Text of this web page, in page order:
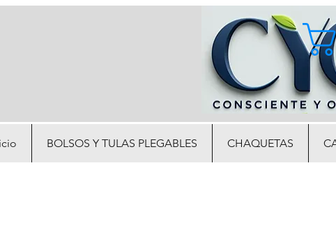
BOLSOS Y TULAS PLEGABLES CHAQUETAS